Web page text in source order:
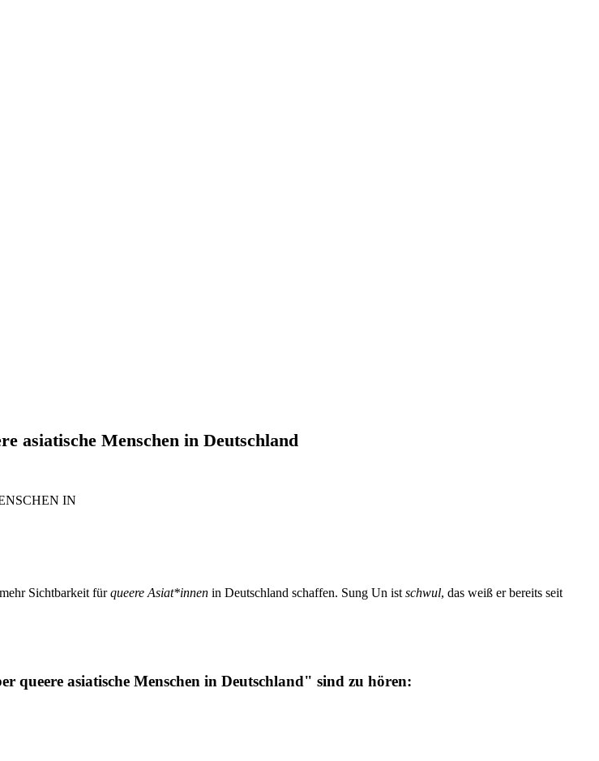
asiatische Menschen in Deutschland
Sichtbarkeit fürqueere Asiat*innen in Deutschland schaffen. Sung Un ist schwul, das weiß er bereits seit
queere asiatische Menschen in Deutschland" sind zu hören: